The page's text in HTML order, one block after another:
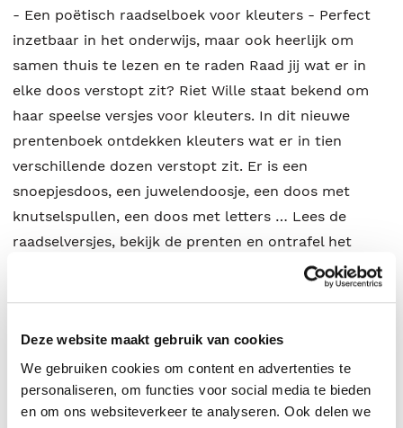
Deze website maakt gebruik van cookies
We gebruiken cookies om content en advertenties te
personaliseren, om functies voor social media te bieden
en om ons websiteverkeer te analyseren. Ook delen we
- Een poëtisch raadselboek voor kleuters - Perfect
inzetbaar in het onderwijs, maar ook heerlijk om
samen thuis te lezen en te raden Raad jij wat er in
elke doos verstopt zit? Riet Wille staat bekend om
haar speelse versjes voor kleuters. In dit nieuwe
prentenboek ontdekken kleuters wat er in tien
verschillende dozen verstopt zit. Er is een
snoepjesdoos, een juwelendoosje, een doos met
knutselspullen, een doos met letters … Lees de
raadselversjes, bekijk de prenten en ontrafel het
Riet Wille.